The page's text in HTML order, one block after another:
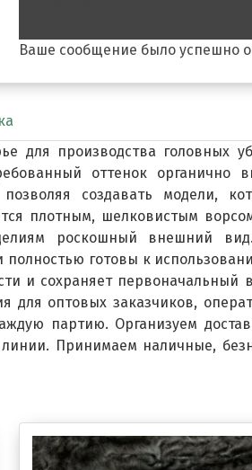
Ваше сообщение было успешно
для производства головных
оттенок органично
создавать модели,
плотным, шелковистым
роскошный внешний
готовы к
и сохраняет первоначальный
для оптовых заказчиков,
партию. Организуем
Принимаем наличные,